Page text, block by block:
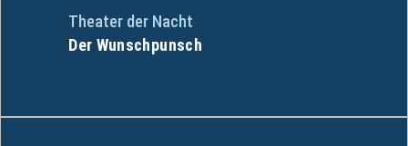
Theater der Nacht
Der Wunschpunsch